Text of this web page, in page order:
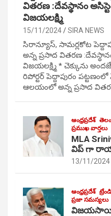
వితరణ :దేవస్థానం
విజయలక్ష్మి
15/11/2024 SIRA NEWS
సిరాన్యూస్, సామర్లకోట
అన్న ప్రసాద వితరణ
విజయలక్ష్మి * చెక్కును
రిపోర్టర్ పెద్దాపురం
ఆలయంలో అన్న ప్రసాద
ఆంధ్రప్రదేశ్
ప్రముఖ వార్తలు
MLA
విప్ గా
13/11/2024
ఆంధ్రప్రదేశ్
ప్రజా సమస్యలు